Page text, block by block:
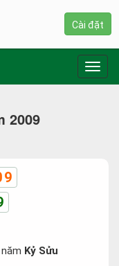
2009
năm Kỷ Sửu
Cài đặt